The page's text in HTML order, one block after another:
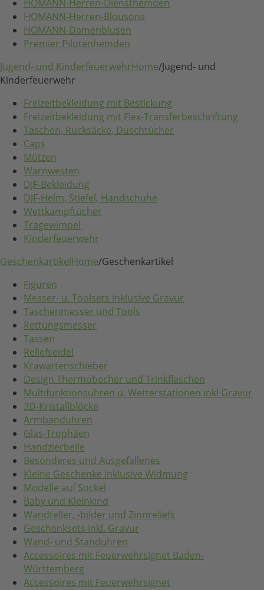
HOMANN-Herren-Diensthemden
HOMANN-Herren-Blousons
HOMANN-Damenblusen
Premier Pilotenhemden
Jugend- und KinderfeuerwehrHome/Jugend- und
Kinderfeuerwehr
Freizeitbekleidung mit Bestickung
Freizeitbekleidung mit Flex-Transferbeschriftung
Taschen, Rucksäcke, Duschtücher
Caps
Mützen
Warnwesten
DJF-Bekleidung
DJF-Helm, Stiefel, Handschuhe
Wettkampftücher
Tragewimpel
Kinderfeuerwehr
GeschenkartikelHome/Geschenkartikel
Figuren
Messer- u. Toolsets inklusive Gravur
Taschenmesser und Tools
Rettungsmesser
Tassen
Reliefseidel
Krawattenschieber
Design Thermobecher und Trinkflaschen
Multifunktionsuhren u. Wetterstationen inkl Gravur
3D-Kristallblöcke
Armbanduhren
Glas-Trophäen
Handzierbeile
Besonderes und Ausgefallenes
Kleine Geschenke inklusive Widmung
Modelle auf Sockel
Baby und Kleinkind
Wandteller, -bilder und Zinnreliefs
Geschenksets inkl. Gravur
Wand- und Standuhren
Accessoires mit Feuerwehrsignet Baden-
Württemberg
Accessoires mit Feuerwehrsignet